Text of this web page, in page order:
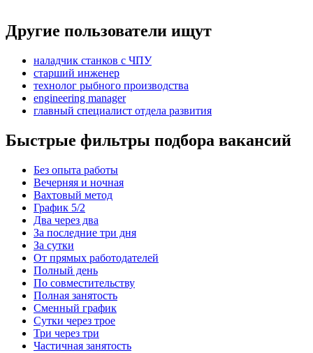
Другие пользователи ищут
наладчик станков с ЧПУ
старший инженер
технолог рыбного производства
engineering manager
главный специалист отдела развития
Быстрые фильтры подбора вакансий
Без опыта работы
Вечерняя и ночная
Вахтовый метод
График 5/2
Два через два
За последние три дня
За сутки
От прямых работодателей
Полный день
По совместительству
Полная занятость
Сменный график
Сутки через трое
Три через три
Частичная занятость